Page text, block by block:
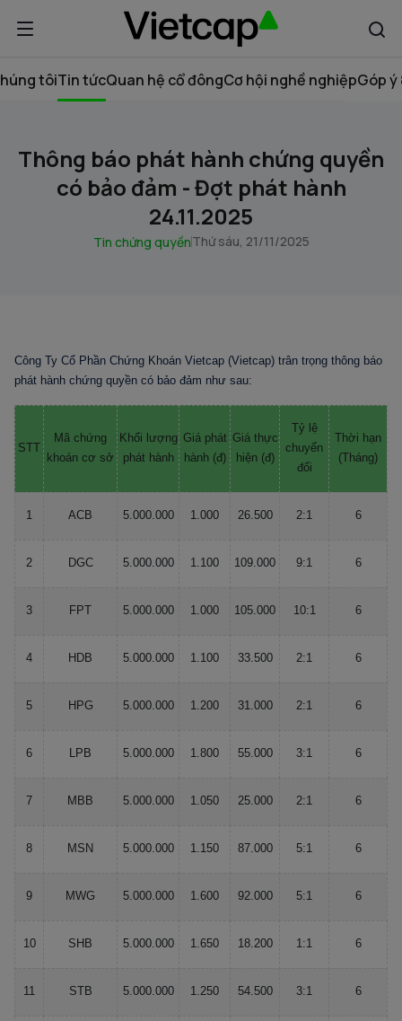
tôiTin tứcQuan hệ cổ đôngCơ hội nghề nghiệpGóp ý
Thông báo phát hành chứng quyền
có bảo đảm - Đợt phát hành
24.11.2025
Tin chứng quyềnThứ sáu, 21/11/2025
Công Ty Cổ Phần Chứng Khoán Vietcap (Vietcap) trân trọng thông báo
phát hành chứng quyền có bảo đảm như sau:
STT
Mã chứng
khoán cơ sở
Khối lượng
phát hành
Giá phát
hành (đ)
Giá thực
hiện (đ)
Tỷ lệ
chuyển
đổi
Thời hạn
(Tháng)
1 ACB 5.000.000 1.000 26.500 2:1 6
2 DGC 5.000.000 1.100 109.000 9:1 6
3 FPT 5.000.000 1.000 105.000 10:1 6
4 HDB 5.000.000 1.100 33.500 2:1 6
5 HPG 5.000.000 1.200 31.000 2:1 6
6 LPB 5.000.000 1.800 55.000 3:1 6
7 MBB 5.000.000 1.050 25.000 2:1 6
8 MSN 5.000.000 1.150 87.000 5:1 6
9 MWG 5.000.000 1.600 92.000 5:1 6
10 SHB 5.000.000 1.650 18.200 1:1 6
11 STB 5.000.000 1.250 54.500 3:1 6